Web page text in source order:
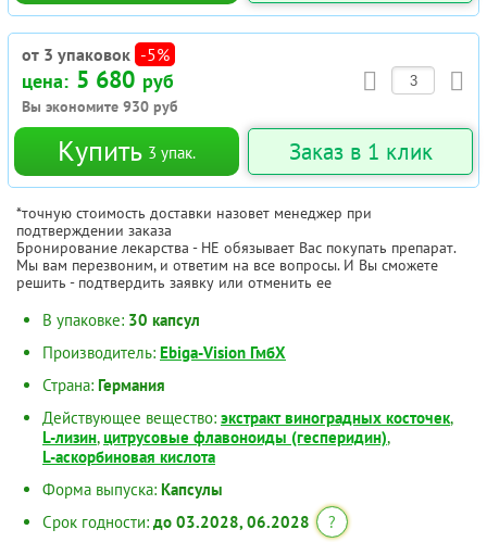
от 3 упаковок -5%
цена: 5 680 руб
Вы экономите 930 руб
Купить 3 упак. Заказ в 1 клик
*точную стоимость доставки назовет менеджер при
подтверждении заказа
Бронирование лекарства - НЕ обязывает Вас покупать препарат.
Мы вам перезвоним, и ответим на все вопросы. И Вы сможете
решить - подтвердить заявку или отменить ее
В упаковке: 30 капсул
Производитель: Еbiga-Vision ГмбХ
Страна: Германия
Действующее вещество: экстракт виноградных косточек,
L-лизин,цитрусовые флавоноиды (гесперидин),
L-аскорбиновая кислота
Форма выпуска: Капсулы
Срок годности: до 03.2028, 06.2028
?